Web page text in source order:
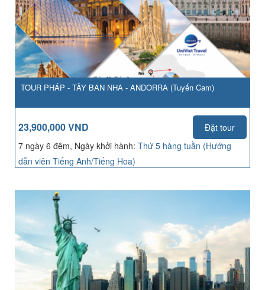
TOUR PHÁP - TÂY BAN NHA - ANDORRA (Tuyến Cam)
23,900,000 VND
Đặt tour
7 ngày 6 đêm, Ngày khởi hành: Thứ 5 hàng tuần (Hướng
dẫn viên Tiếng Anh/Tiếng Hoa)